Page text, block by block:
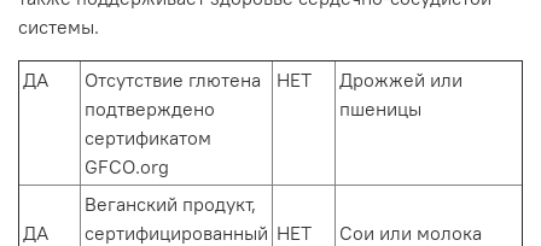
системы.
ДА
Отсутствие глютена
подтверждено
сертификатом
GFCO.org
НЕТ
Дрожжей или
пшеницы
ДА
Веганский продукт,
сертифицированный НЕТ Сои или молока